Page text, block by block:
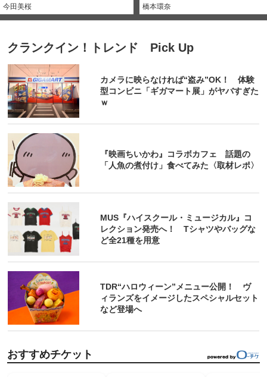
今田美桜 橋本環奈
クランクイン！トレンド Pick Up
カメラに映らなければ“盗み”OK！ 体験
型コンビニ「ギガマート展」がヤバすぎた
ｗ
『映画ちいかわ』コラボカフェ 話題の
「人魚の煮付け」食べてみた〈取材レポ〉
MUS『ハイスクール・ミュージカル』コ
レクション発売へ！ Tシャツやバッグな
ど全21種を用意
TDR“ハロウィーン”メニュー公開！ ヴ
ィランズをイメージしたスペシャルセット
など登場へ
おすすめチケット